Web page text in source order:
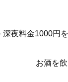
深夜料金1000円
お酒を